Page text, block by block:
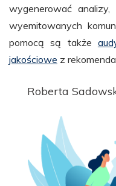
wygenerować
wyemitowanych
pomocą są także
jakościowe z
Roberta